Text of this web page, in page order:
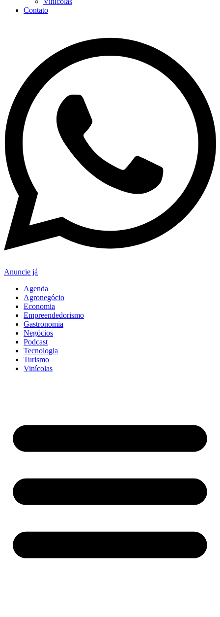
Contato
Anuncie já
Agenda
Agronegócio
Economia
Empreendedorismo
Gastronomia
Negócios
Podcast
Tecnologia
Turismo
Vinícolas